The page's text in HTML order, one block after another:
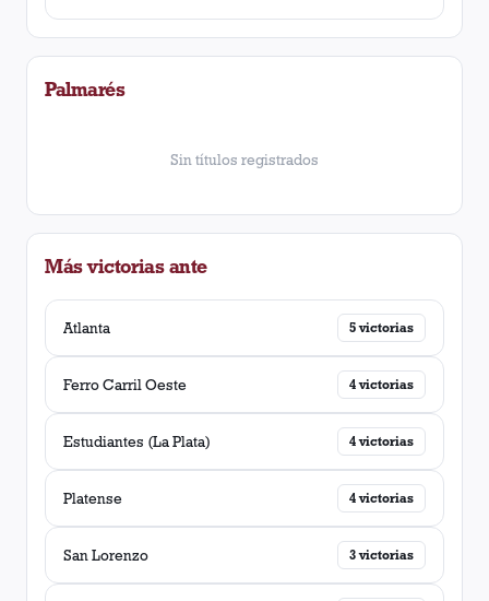
Palmarés
Sin títulos registrados
Más victorias ante
Atlanta 5 victorias
Ferro Carril Oeste 4 victorias
Estudiantes (La Plata) 4 victorias
Platense 4 victorias
San Lorenzo 3 victorias